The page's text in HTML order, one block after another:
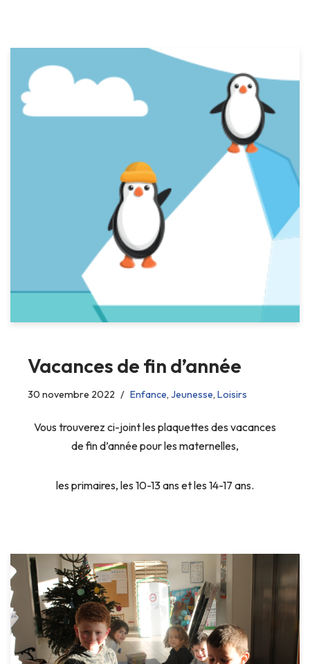
Vacances de fin d’année
30 novembre 2022 Enfance, Jeunesse, Loisirs
Vous trouverez ci-joint les plaquettes des vacances
de fin d’année pour les maternelles,
les primaires, les 10-13 ans et les 14-17 ans.